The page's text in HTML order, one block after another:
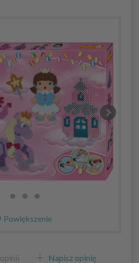
Powiększenie
opinii Napisz opinię